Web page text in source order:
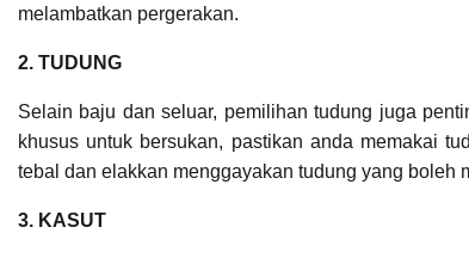
melambatkan pergerakan.
2. TUDUNG
Selain baju dan seluar, pemilihan tudung juga
khusus untuk bersukan, pastikan anda memakai
tebal dan elakkan menggayakan tudung yang boleh
3. KASUT